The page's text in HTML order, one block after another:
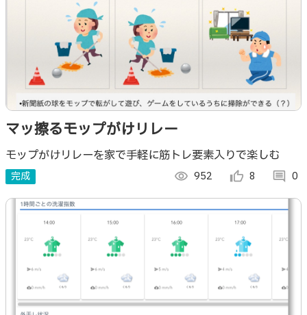
マッ擦るモップがけリレー
モップがけリレーを家で手軽に筋トレ要素入りで楽しむ
完成 visibility 952 thumb_up_alt 8 comment 0